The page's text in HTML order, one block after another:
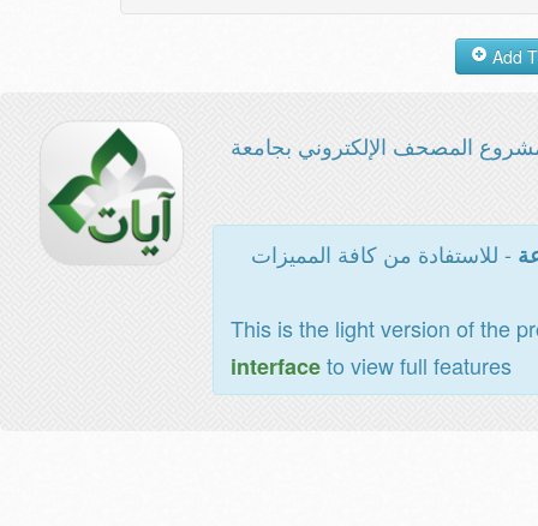
المصحف الإلكتروني بجامعة
- للاستفادة من كافة المميزات
This is the light version of the
interfaceto view full features